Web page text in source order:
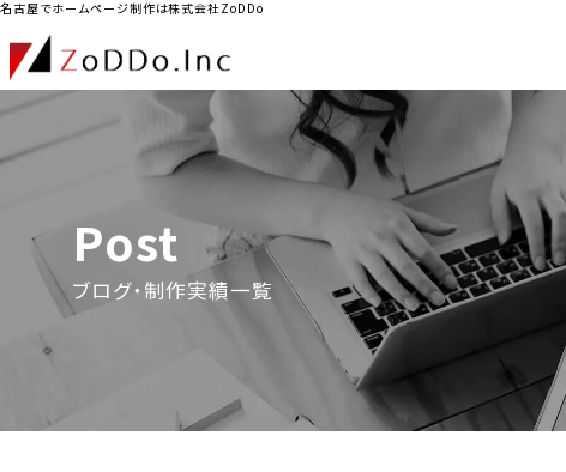
名古屋でホームページ制作は株式会社ZoDDo
Post
ブログ・制作実績一覧